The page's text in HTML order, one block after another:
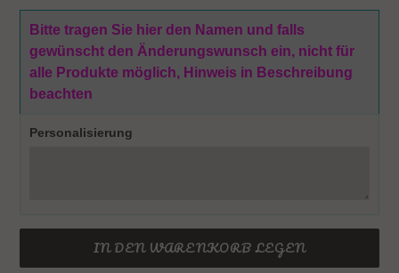
Bitte tragen Sie hier den Namen und falls
gewünscht den Änderungswunsch ein, nicht für
alle Produkte möglich, Hinweis in Beschreibung
beachten
Personalisierung
IN DEN WARENKORB LEGEN